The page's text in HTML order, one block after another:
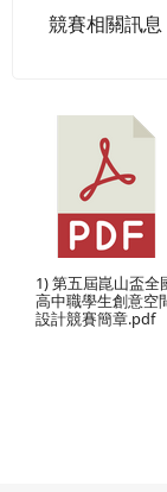
競賽相關訊息
1) 第五屆崑山盃全
高中職學生創意空
設計競賽簡章.pdf